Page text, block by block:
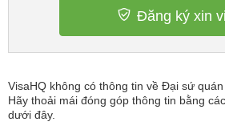
Đăng ký xin
VisaHQ không có thông tin về Đại sứ quán
Hãy thoải mái đóng góp thông tin bằng
dưới đây.